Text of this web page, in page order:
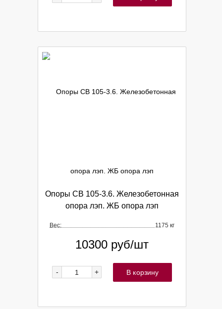
Опоры СВ 105-3.6. Железобетонная
опора лэп. ЖБ опора лэп
Вес: 1175 кг
10300 руб/шт
- + В корзину